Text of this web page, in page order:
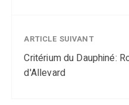
ARTICLE SUIVANT
Critérium du Dauphiné:
d'Allevard